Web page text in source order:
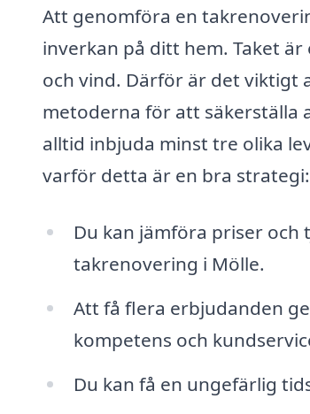
Att genomföra en
inverkan på ditt hem. Taket
och vind. Därför är det viktigt
metoderna för att säkerställa
alltid inbjuda minst tre olika
varför detta är en bra strategi:
Du kan jämföra priser
takrenovering i Mölle.
Att få flera erbjudanden
kompetens och
Du kan få en ungefärlig